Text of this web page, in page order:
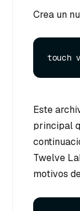
Crea un
Este
principal
Twelve
motivos